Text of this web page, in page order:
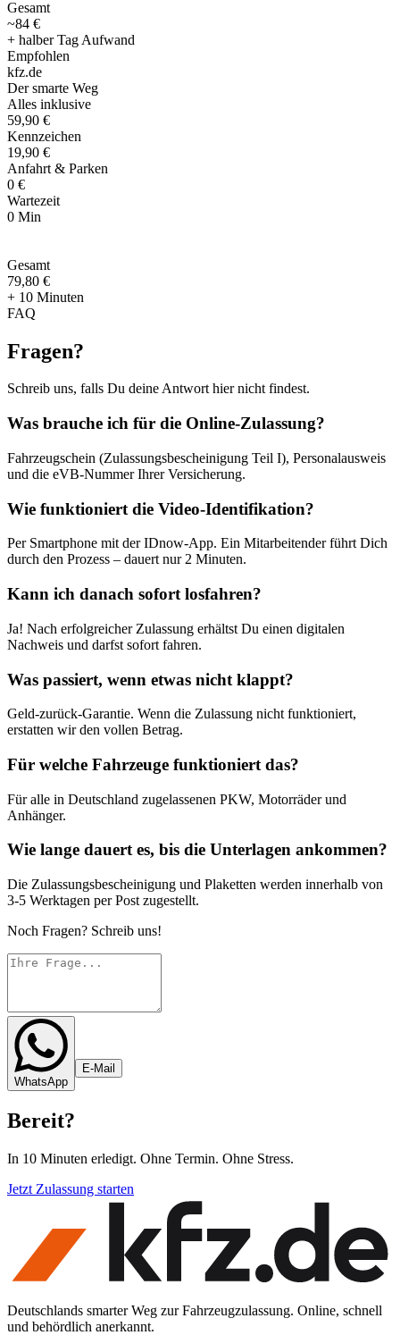
Gesamt
~84 €
+ halber Tag Aufwand
Empfohlen
kfz.de
Der smarte Weg
Alles inklusive
59,90 €
Kennzeichen
19,90 €
Anfahrt & Parken
0 €
Wartezeit
0 Min
Gesamt
79,80 €
+ 10 Minuten
FAQ
Fragen?
Schreib uns, falls Du deine Antwort hier nicht findest.
Was brauche ich für die Online-Zulassung?
Fahrzeugschein (Zulassungsbescheinigung Teil I), Personalausweis
und die eVB-Nummer Ihrer Versicherung.
Wie funktioniert die Video-Identifikation?
Per Smartphone mit der IDnow-App. Ein Mitarbeitender führt Dich
durch den Prozess – dauert nur 2 Minuten.
Kann ich danach sofort losfahren?
Ja! Nach erfolgreicher Zulassung erhältst Du einen digitalen
Nachweis und darfst sofort fahren.
Was passiert, wenn etwas nicht klappt?
Geld-zurück-Garantie. Wenn die Zulassung nicht funktioniert,
erstatten wir den vollen Betrag.
Für welche Fahrzeuge funktioniert das?
Für alle in Deutschland zugelassenen PKW, Motorräder und
Anhänger.
Wie lange dauert es, bis die Unterlagen ankommen?
Die Zulassungsbescheinigung und Plaketten werden innerhalb von
3-5 Werktagen per Post zugestellt.
Noch Fragen? Schreib uns!
WhatsApp
E-Mail
Bereit?
In 10 Minuten erledigt. Ohne Termin. Ohne Stress.
Jetzt Zulassung starten
Deutschlands smarter Weg zur Fahrzeugzulassung. Online, schnell
und behördlich anerkannt.